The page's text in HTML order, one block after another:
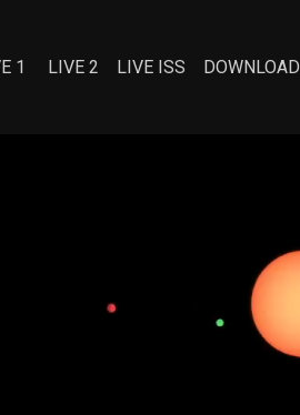
1 LIVE 2 LIVE ISS DOWNLOAD